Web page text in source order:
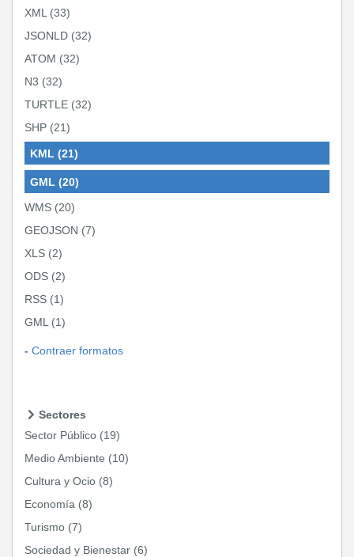
XML (33)
JSONLD (32)
ATOM (32)
N3 (32)
TURTLE (32)
SHP (21)
KML (21)
GML (20)
WMS (20)
GEOJSON (7)
XLS (2)
ODS (2)
RSS (1)
GML (1)
Contraer formatos
Sectores
Sector Público (19)
Medio Ambiente (10)
Cultura y Ocio (8)
Economía (8)
Turismo (7)
Sociedad y Bienestar (6)